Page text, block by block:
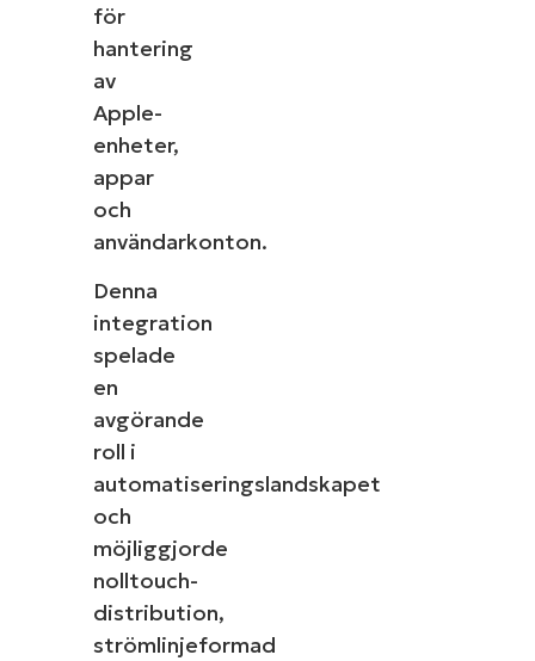
för
hantering
av
Apple-
enheter,
appar
och
användarkonton.
Denna
integration
spelade
en
avgörande
roll i
automatiseringslandskapet
och
möjliggjorde
nolltouch-
distribution,
strömlinjeformad